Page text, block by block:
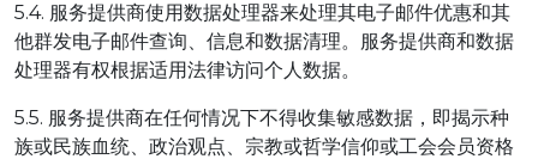
5.4. 服务提供商使用数据处理器来处理其电子邮件优惠和其
他群发电子邮件查询、信息和数据清理。服务提供商和数据
处理器有权根据适用法律访问个人数据。
5.5. 服务提供商在任何情况下不得收集敏感数据，即揭示种
族或民族血统、政治观点、宗教或哲学信仰或工会会员资格